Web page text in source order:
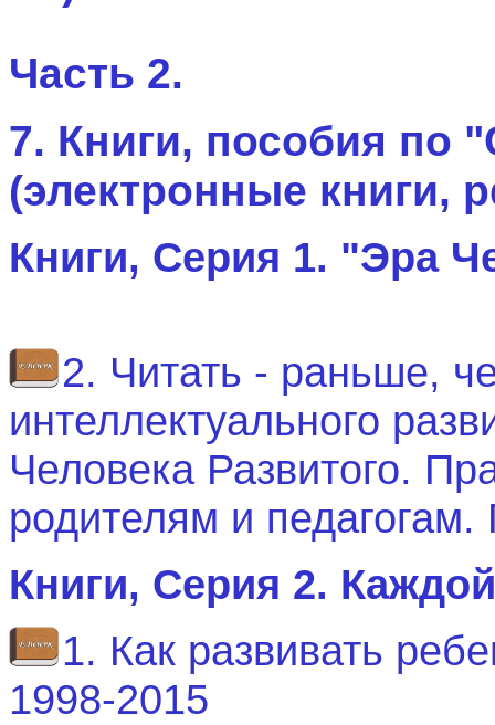
Часть 2.
7. Книги, пособия по
(электронные книги,
Книги, Серия 1. "Эра
2. Читать - раньше,
интеллектуального
Человека Развитого.
родителям и
Книги, Серия 2.
1. Как развивать
1998-2015